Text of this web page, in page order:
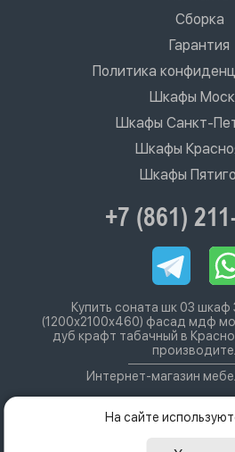
Сборка
Гарантия
Политика
Шкафы
Шкафы Санкт-
Шкафы
Шкафы
+7 (861)
Купить соната шк 03 шкаф
(1200х2100х460) фасад мдф
дуб крафт табачный в
Интернет-магазин
На сайте